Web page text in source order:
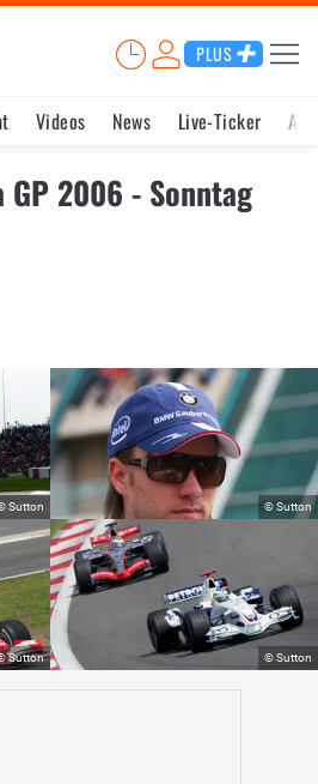
PLUS
Videos News Live-Ticker
GP 2006 - Sonntag